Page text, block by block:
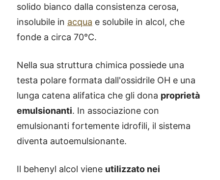
solido bianco dalla consistenza cerosa,
insolubile in acqua e solubile in alcol, che
fonde a circa 70°C.
Nella sua struttura chimica possiede una
testa polare formata dall'ossidrile OH e una
lunga catena alifatica che gli dona proprietà
emulsionanti. In associazione con
emulsionanti fortemente idrofili, il sistema
diventa autoemulsionante.
Il behenyl alcol viene utilizzato nei